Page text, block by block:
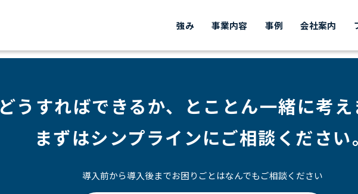
強み 事業内容 事例 会社案内
どうすればできるか、
とことん一緒に考え
まずはシンプラインにご相談ください。
導入前から導入後までお困りごとはなんでもご相談ください